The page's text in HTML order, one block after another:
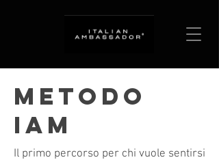
METODO
IAM
Il primo percorso per chi vuole sentirsi